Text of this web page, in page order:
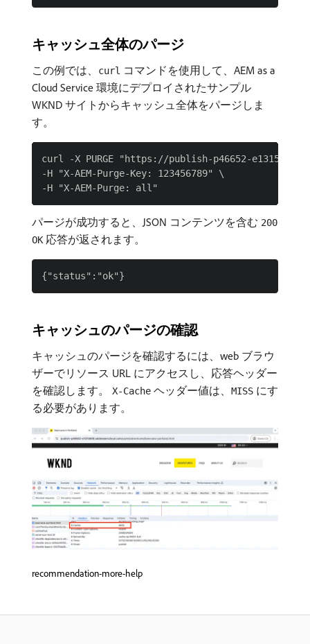
キャッシュ全体のパージ
この例では、 curl コマンドを使用して、AEM as a
Cloud Service 環境にデプロイされたサンプル
WKND サイトからキャッシュ全体をパージしま
す。
curl -X PURGE "https://publish-p46652-
-H "X-AEM-Purge-Key: 123456789" \
パージが成功すると、JSON コンテンツを含む 200
OK 応答が返されます。
キャッシュのパージの確認
キャッシュのパージを確認するには、web ブラウ
ザーでリソース URL にアクセスし、応答ヘッダー
を確認します。
X-Cache ヘッダー値は、 MISS にす
る必要があります。
recommendation-more-help